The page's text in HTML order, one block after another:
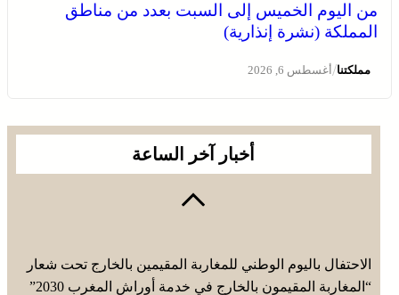
من اليوم الخميس إلى السبت بعدد من مناطق
المملكة (نشرة إنذارية)
مملكتنا/أغسطس 6, 2026
أخبار آخر الساعة
الاحتفال باليوم الوطني للمغاربة المقيمين بالخارج تحت شعار
“المغاربة المقيمون بالخارج في خدمة أوراش المغرب 2030”